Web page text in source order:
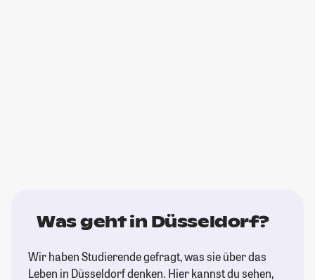
Was geht in Düsseldorf?
Wir haben Studierende gefragt, was sie über das
Leben in Düsseldorf denken. Hier kannst du sehen,